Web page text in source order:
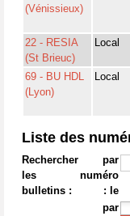
(Vénissieux)
22 - RESIA
(St Brieuc)
Local
69 - BU HDL
(Lyon)
Local
Liste des
Rechercher
les
bulletins :
par
numéro
: le
par